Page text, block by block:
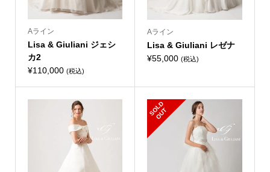
Aライン
Lisa & Giuliani ジェシ
カ2
¥110,000 (税込)
Aライン
Lisa & Giuliani レゼナ
¥55,000 (税込)
S
O
L
D
O
U
T